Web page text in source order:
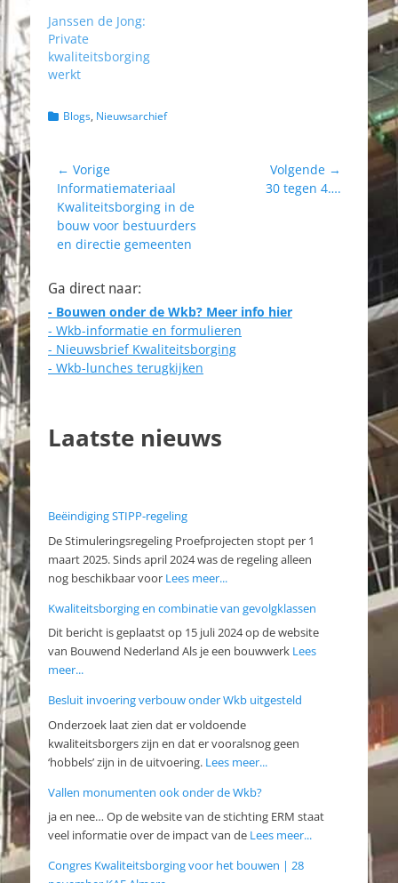
(voorlichtings)materi
aal. Natuurlijk
blijven
nieuwsberichten
een belangrijk
Janssen de Jong:
Private
kwaliteitsborging
werkt
Categorieën
Blogs, Nieuwsarchief
Bericht
navigatie
← Vorige
Vorig
bericht:
Informatiemateriaal
Kwaliteitsborging in de
bouw voor bestuurders
en directie gemeenten
Volgende →
30 tegen 4….
Ga direct naar:
- Bouwen onder de Wkb? Meer info hier
- Wkb-informatie en formulieren
- Nieuwsbrief Kwaliteitsborging
- Wkb-lunches terugkijken
Laatste nieuws
Beëindiging STIPP-regeling
De Stimuleringsregeling Proefprojecten stopt per 1
maart 2025. Sinds april 2024 was de regeling alleen
nog beschikbaar voor Lees meer...
Kwaliteitsborging en combinatie van gevolgklassen
Dit bericht is geplaatst op 15 juli 2024 op de website
van Bouwend Nederland Als je een bouwwerk Lees
meer...
Besluit invoering verbouw onder Wkb uitgesteld
Onderzoek laat zien dat er voldoende
kwaliteitsborgers zijn en dat er vooralsnog geen
‘hobbels’ zijn in de uitvoering. Lees meer...
Vallen monumenten ook onder de Wkb?
ja en nee… Op de website van de stichting ERM staat
veel informatie over de impact van de Lees meer...
Congres Kwaliteitsborging voor het bouwen | 28